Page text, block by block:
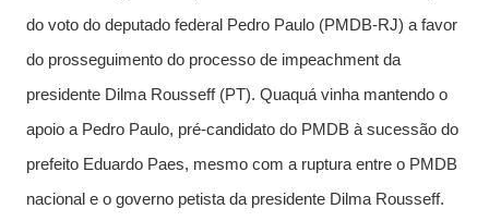
do voto do deputado federal Pedro Paulo (PMDB-RJ) a favor
do prosseguimento do processo de impeachment da
presidente Dilma Rousseff (PT). Quaquá vinha mantendo o
apoio a Pedro Paulo, pré-candidato do PMDB à sucessão do
prefeito Eduardo Paes, mesmo com a ruptura entre o PMDB
nacional e o governo petista da presidente Dilma Rousseff.